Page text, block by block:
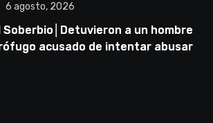
6 agosto, 2026
Soberbio│Detuvieron a un hombre
acusado de intentar abusar